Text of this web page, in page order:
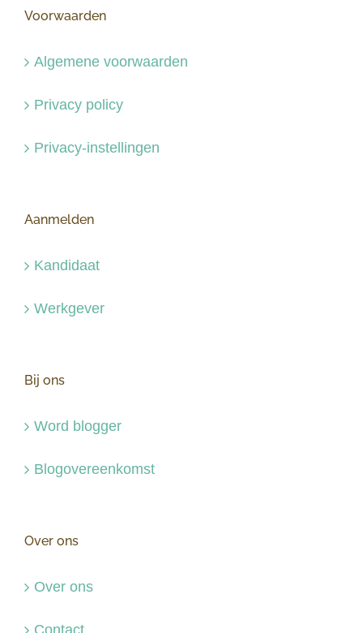
Voorwaarden
Algemene voorwaarden
Privacy policy
Privacy-instellingen
Aanmelden
Kandidaat
Werkgever
Bij ons
Word blogger
Blogovereenkomst
Over ons
Over ons